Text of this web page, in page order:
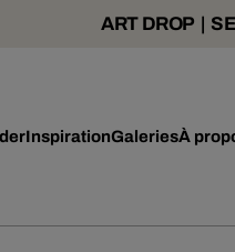
ART DROP |
InspirationGaleriesÀ